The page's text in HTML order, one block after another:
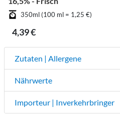
350ml (100 ml = 1,25 €)
4,39 €
Zutaten | Allergene
Nährwerte
Importeur | Inverkehrbringer